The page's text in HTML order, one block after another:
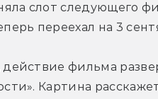
слот следующего
переехал на 3
фильма
Картина